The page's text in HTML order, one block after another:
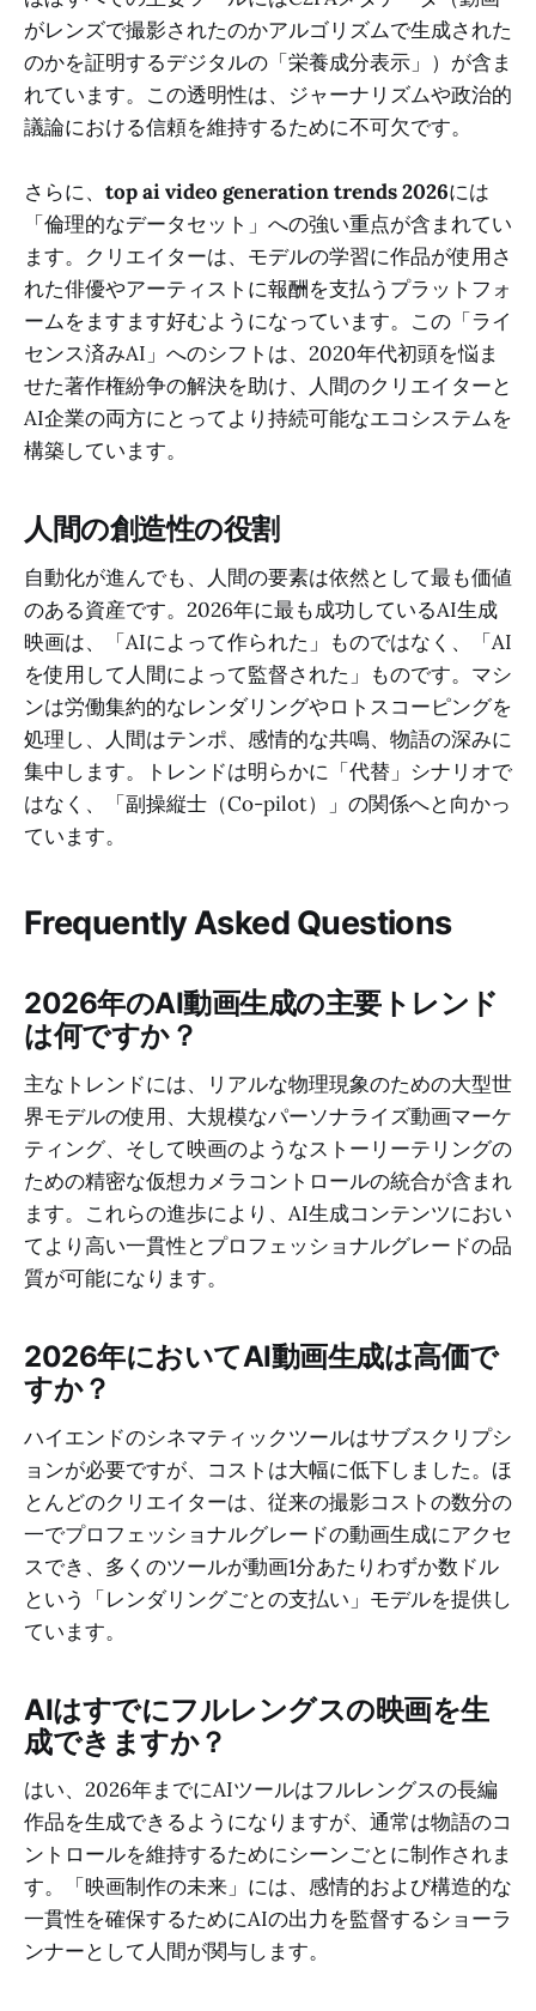
がレンズで撮影されたのかアルゴリズムで生成された
のかを証明するデジタルの「栄養成分表示」）が含ま
れています。この透明性は、ジャーナリズムや政治的
議論における信頼を維持するために不可欠です。
さらに、 top ai video generation trends 2026には
「倫理的なデータセット」への強い重点が含まれてい
ます。クリエイターは、モデルの学習に作品が使用さ
れた俳優やアーティストに報酬を支払うプラットフォ
ームをますます好むようになっています。この「ライ
センス済みAI」へのシフトは、2020年代初頭を悩ま
せた著作権紛争の解決を助け、人間のクリエイターと
AI企業の両方にとってより持続可能なエコシステムを
構築しています。
人間の創造性の役割
自動化が進んでも、人間の要素は依然として最も価値
のある資産です。2026年に最も成功しているAI生成
映画は、「AIによって作られた」ものではなく、「AI
を使用して人間によって監督された」ものです。マシ
ンは労働集約的なレンダリングやロトスコーピングを
処理し、人間はテンポ、感情的な共鳴、物語の深みに
集中します。トレンドは明らかに「代替」シナリオで
はなく、「副操縦士（Co-pilot）」の関係へと向かっ
ています。
Frequently Asked Questions
2026年のAI動画生成の主要トレンド
は何ですか？
主なトレンドには、リアルな物理現象のための大型世
界モデルの使用、大規模なパーソナライズ動画マーケ
ティング、そして映画のようなストーリーテリングの
ための精密な仮想カメラコントロールの統合が含まれ
ます。これらの進歩により、AI生成コンテンツにおい
てより高い一貫性とプロフェッショナルグレードの品
質が可能になります。
2026年においてAI動画生成は高価で
すか？
ハイエンドのシネマティックツールはサブスクリプシ
ョンが必要ですが、コストは大幅に低下しました。ほ
とんどのクリエイターは、従来の撮影コストの数分の
一でプロフェッショナルグレードの動画生成にアクセ
スでき、多くのツールが動画1分あたりわずか数ドル
という「レンダリングごとの支払い」モデルを提供し
ています。
AIはすでにフルレングスの映画を生
成できますか？
はい、2026年までにAIツールはフルレングスの長編
作品を生成できるようになりますが、通常は物語のコ
ントロールを維持するためにシーンごとに制作されま
す。「映画制作の未来」には、感情的および構造的な
一貫性を確保するためにAIの出力を監督するショーラ
ンナーとして人間が関与します。